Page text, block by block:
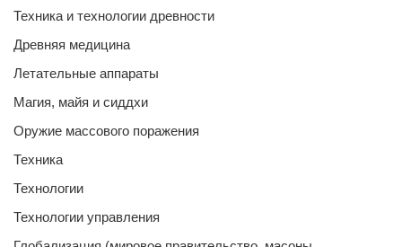
Техника и технологии древности
Древняя медицина
Летательные аппараты
Магия, майя и сиддхи
Оружие массового поражения
Техника
Технологии
Технологии управления